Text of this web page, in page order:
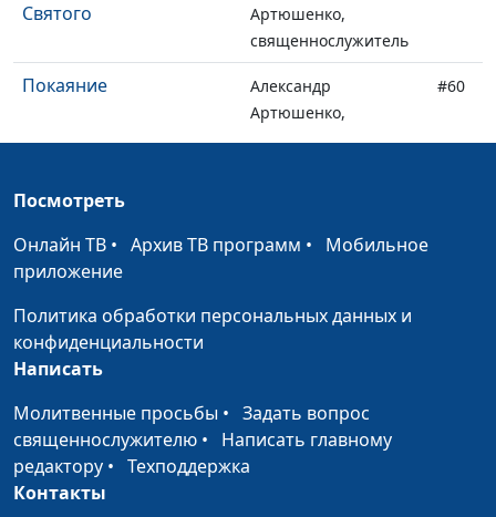
Святого
Артюшенко,
священнослужитель
Покаяние
Александр
Артюшенко,
священнослужитель
#60
священнослужитель
Человек - тот, в ком
живет Бог
священнослужитель
Притча о прощении
Исцеление
прокаженного
Денис Кныш,
священнослужитель
Испытание верности
Посмотреть
Онлайн ТВ • Архив ТВ программ • Мобильное
приложение
Политика обработки персональных данных и
конфиденциальности
Написать
Молитвенные просьбы • Задать вопрос
священнослужителю • Написать главному
редактору • Техподдержка
Контакты